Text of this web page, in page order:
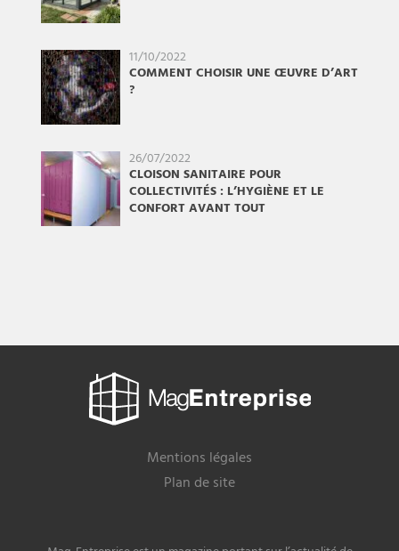
11/10/2022
COMMENT CHOISIR UNE ŒUVRE D’ART
?
26/07/2022
CLOISON SANITAIRE POUR
COLLECTIVITÉS : L’HYGIÈNE ET LE
CONFORT AVANT TOUT
Entreprise
Mentions légales
Plan de site